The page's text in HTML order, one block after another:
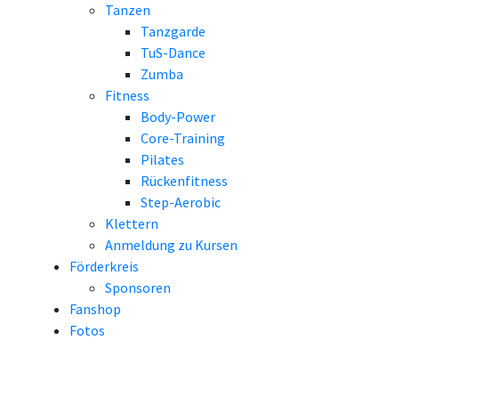
Tanzen
Tanzgarde
TuS-Dance
Zumba
Fitness
Body-Power
Core-Training
Pilates
Rückenfitness
Step-Aerobic
Klettern
Anmeldung zu Kursen
Förderkreis
Sponsoren
Fanshop
Fotos